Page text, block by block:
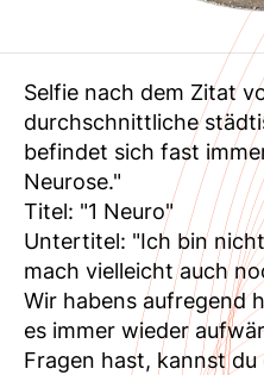
Selfie nach dem Zitat
durchschnittliche
befindet sich fast
Neurose."
Titel: "1 Neuro"
Untertitel: "Ich bin
mach vielleicht auch
Wir habens aufregend
es immer wieder
Fragen hast, kannst